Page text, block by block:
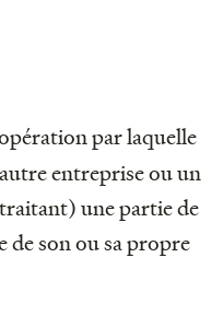
par laquelle
entreprise ou un
une partie de
son ou sa propre